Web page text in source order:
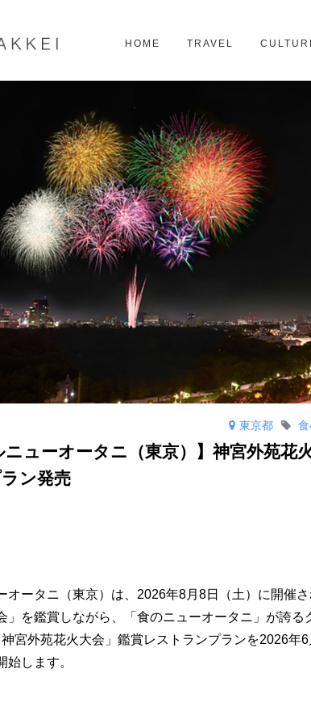
HOME TRAVEL
東京都
ニューオータニ（東京）】神宮外苑花
ン発売
オータニ（東京）は、2026年8月8日（土）に開催
」を鑑賞しながら、「食のニューオータニ」が誇る
宮外苑花火大会」鑑賞レストランプランを2026年
始します。